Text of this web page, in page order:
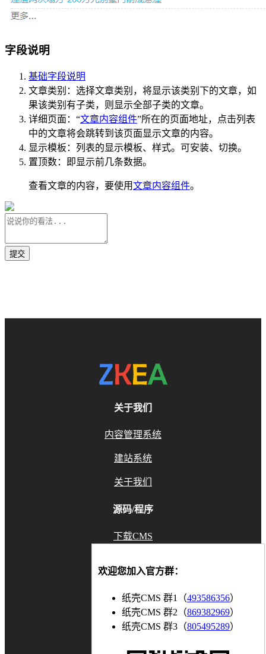
欢迎您加入官方群：
纸壳CMS 群1（493586356）
纸壳CMS 群2（869382969）
纸壳CMS 群3（805495289）
字段说明
基础字段说明
文章类别：选择文章类别，将显示该类别下的文章，如
果该类别有子类，则显示全部子类的文章。
详细页面：“文章内容组件”所在的页面地址，点击列表
中的文章将会跳转到该页面显示文章的内容。
显示模板：列表的显示模板、样式。可安装、切换。
置顶数：即显示前几条数据。
查看文章的内容，要使用文章内容组件。
关于我们
内容管理系统
建站系统
关于我们
源码/程序
下载CMS
Gitee
联系我们
知乎